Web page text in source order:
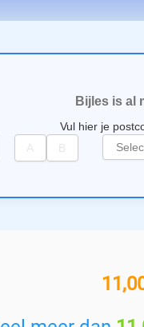
Bijles is al
Vul hier je
e
e